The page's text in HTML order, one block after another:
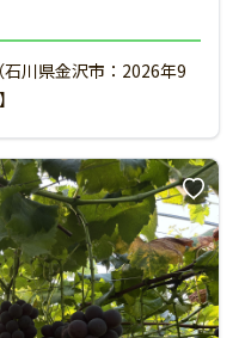
川県金沢市：2026年9